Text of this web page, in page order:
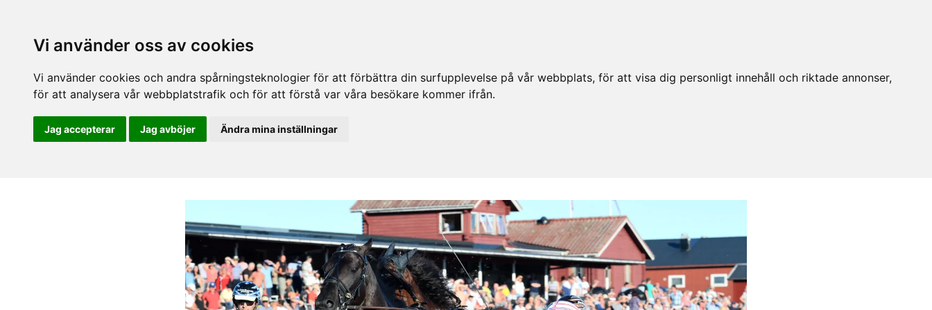
Vi använder oss av cookies
Vi använder cookies och andra spårningsteknologier för att förbättra din surfupplevelse på vår webbplats, för att visa dig personligt innehåll och riktade annonser,
för att analysera vår webbplatstrafik och för att förstå var våra besökare kommer ifrån.
Jag accepterar Jag avböjer Ändra mina inställningar